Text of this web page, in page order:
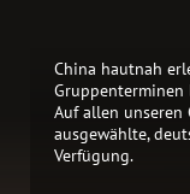
China hautnah
Auf allen unseren
ausgewählte,
Verfügung.